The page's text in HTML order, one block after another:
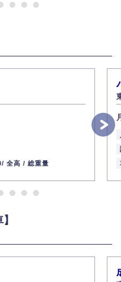
人から訂正・追加・削除の請求
いての重要性を理解し、より適
ります。
全高 / 総重量